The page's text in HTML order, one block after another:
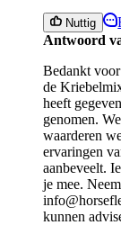
Nuttig
Antwoord
Bedankt
de
heeft
genomen.
waarderen
ervaringen
aanbeveelt.
je mee.
kunnen